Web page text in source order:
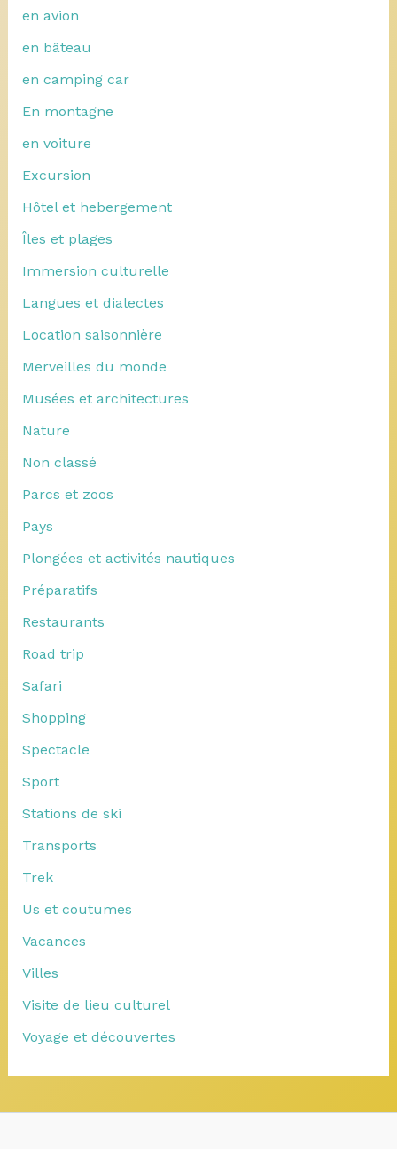
en avion
en bâteau
en camping car
En montagne
en voiture
Excursion
Hôtel et hebergement
Îles et plages
Immersion culturelle
Langues et dialectes
Location saisonnière
Merveilles du monde
Musées et architectures
Nature
Non classé
Parcs et zoos
Pays
Plongées et activités nautiques
Préparatifs
Restaurants
Road trip
Safari
Shopping
Spectacle
Sport
Stations de ski
Transports
Trek
Us et coutumes
Vacances
Villes
Visite de lieu culturel
Voyage et découvertes